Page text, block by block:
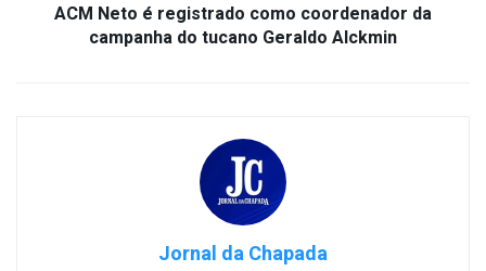
ACM Neto é registrado como coordenador da
campanha do tucano Geraldo Alckmin
Jornal da Chapada